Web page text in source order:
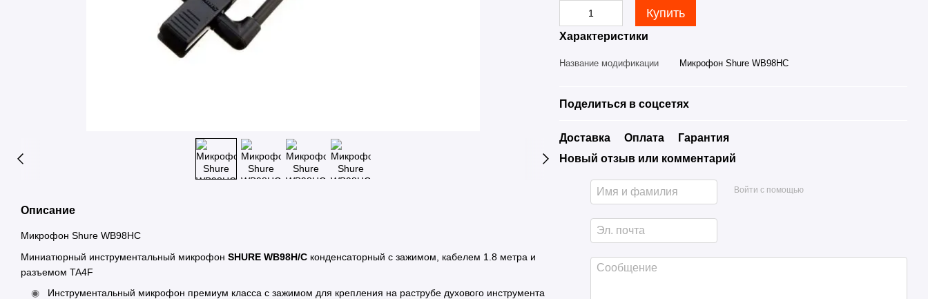
Описание
Микрофон Shure WB98HC
Миниатюрный инструментальный микрофон SHURE WB98H/C конденсаторный с зажимом, кабелем 1.8 метра и
разъемом TA4F
Инструментальный микрофон премиум класса с зажимом для крепления на раструбе духового инструмента
Купить
Характеристики
Название модификации Микрофон Shure WB98HC
Поделиться в соцсетях
Доставка Оплата
Гарантия
Новый отзыв или комментарий
Войти с помощью